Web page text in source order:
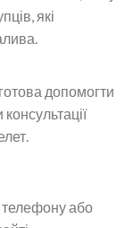
які
допомогти
або